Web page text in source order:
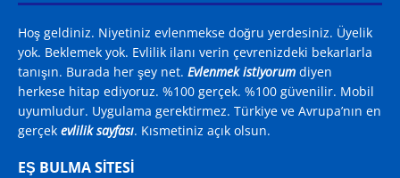
Hoş geldiniz. Niyetiniz evlenmekse doğru yerdesiniz. Üyelik
yok. Beklemek yok. Evlilik ilanı verin çevrenizdeki bekarlarla
tanışın. Burada her şey net. Evlenmek istiyorum diyen
herkese hitap ediyoruz. %100 gerçek. %100 güvenilir. Mobil
uyumludur. Uygulama gerektirmez. Türkiye ve Avrupa’nın en
gerçek evlilik sayfası. Kısmetiniz açık olsun.
EŞ BULMA SITESI